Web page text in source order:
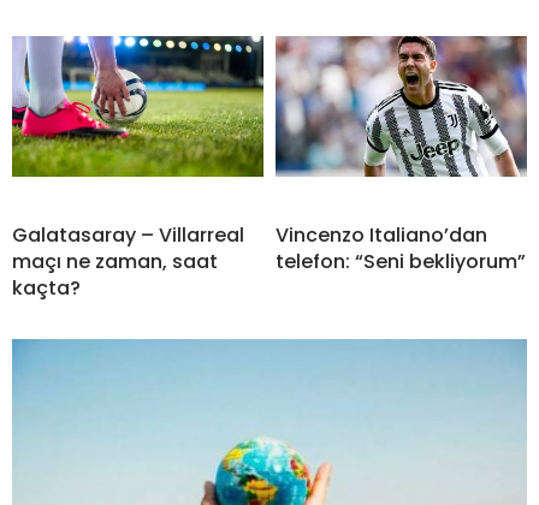
Galatasaray – Villarreal
maçı ne zaman, saat
kaçta?
Vincenzo Italiano’dan
telefon: “Seni bekliyorum”